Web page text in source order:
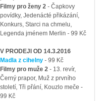
Filmy pro ženy 2- Čapkovy
povídky, Jedenácté přikázání,
Konkurs, Starci na chmelu,
Legenda jménem Merlin - 99 Kč
V PRODEJI OD 14.3.2016
Madla z cihelny - 99 Kč
Filmy pro muže 2- 13. revír,
Černý prapor, Muž z prvního
století, Tři přání, Kouzlo meče -
99 Kč